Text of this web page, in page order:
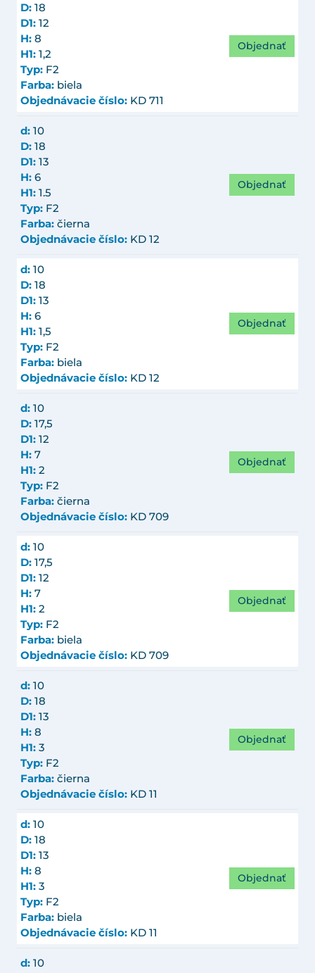
D: 18
D1: 12
H: 8
H1: 1,2
Typ: F2
Farba: biela
Objednávacie číslo: KD 711
Objednať
d: 10
D: 18
D1: 13
H: 6
H1: 1.5
Typ: F2
Farba: čierna
Objednávacie číslo: KD 12
Objednať
d: 10
D: 18
D1: 13
H: 6
H1: 1,5
Typ: F2
Farba: biela
Objednávacie číslo: KD 12
Objednať
d: 10
D: 17,5
D1: 12
H: 7
H1: 2
Typ: F2
Farba: čierna
Objednávacie číslo: KD 709
Objednať
d: 10
D: 17,5
D1: 12
H: 7
H1: 2
Typ: F2
Farba: biela
Objednávacie číslo: KD 709
Objednať
d: 10
D: 18
D1: 13
H: 8
H1: 3
Typ: F2
Farba: čierna
Objednávacie číslo: KD 11
Objednať
d: 10
D: 18
D1: 13
H: 8
H1: 3
Typ: F2
Farba: biela
Objednávacie číslo: KD 11
Objednať
d: 10